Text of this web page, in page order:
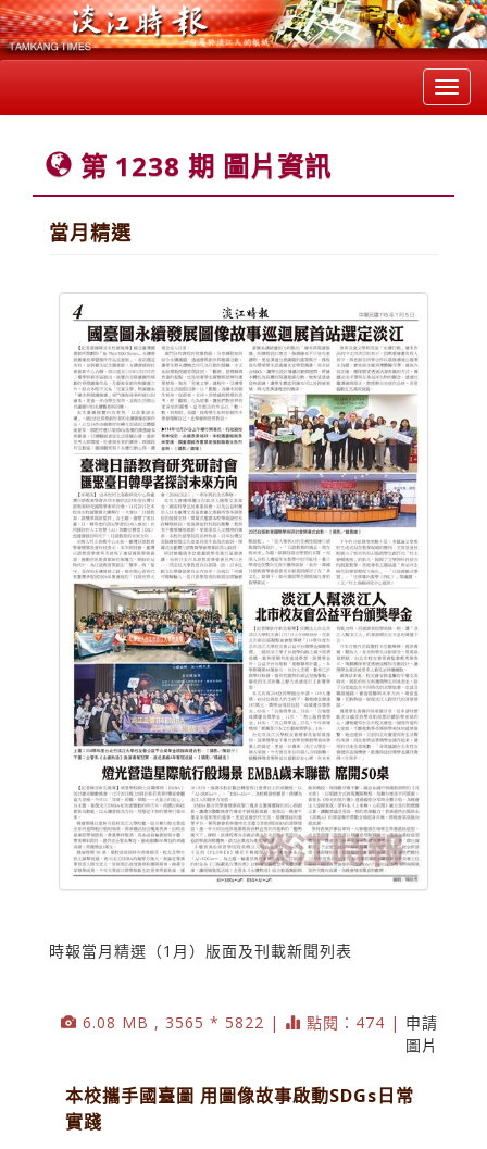
第 1238 期 圖片資訊
當月精選
時報當月精選（1月）版面及刊載新聞列表
6.08 MB , 3565 * 5822 | 點閱：474 | 申請
圖片
本校攜手國臺圖 用圖像故事啟動SDGs日常
實踐